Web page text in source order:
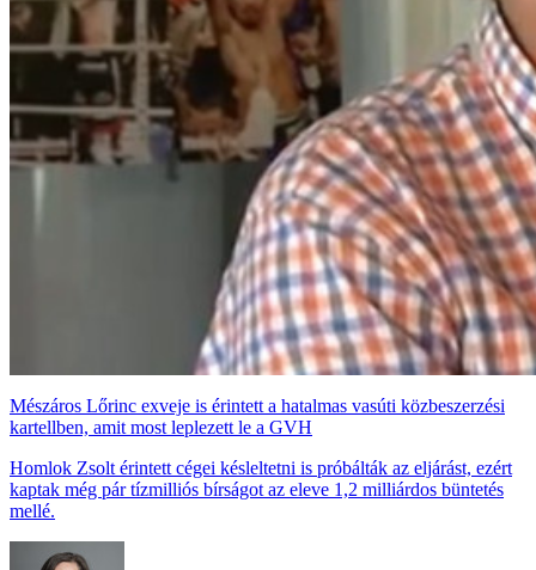
Mészáros Lőrinc exveje is érintett a hatalmas vasúti közbeszerzési
kartellben, amit most leplezett le a GVH
Homlok Zsolt érintett cégei késleltetni is próbálták az eljárást, ezért
kaptak még pár tízmilliós bírságot az eleve 1,2 milliárdos büntetés
mellé.